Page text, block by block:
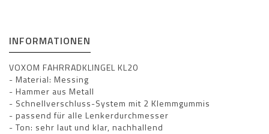
INFORMATIONEN
VOXOM FAHRRADKLINGEL KL20
- Material: Messing
- Hammer aus Metall
- Schnellverschluss-System mit 2 Klemmgummis
- passend für alle Lenkerdurchmesser
- Ton: sehr laut und klar, nachhallend